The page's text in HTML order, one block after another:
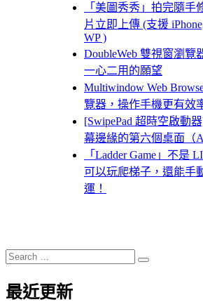
「美圖秀秀」拍完隨手
片立即上傳 (支援
WP )
DoubleWeb 雙視窗瀏覽
一心二用的願望
Multiwindow Web
覽器，操作手機更有效
[SwipePad 超時空啟動
幕邊緣的第六個桌面（
「Ladder Game」不是
可以玩爬梯子，還能手
運！
Search
for:
Search
最近更新